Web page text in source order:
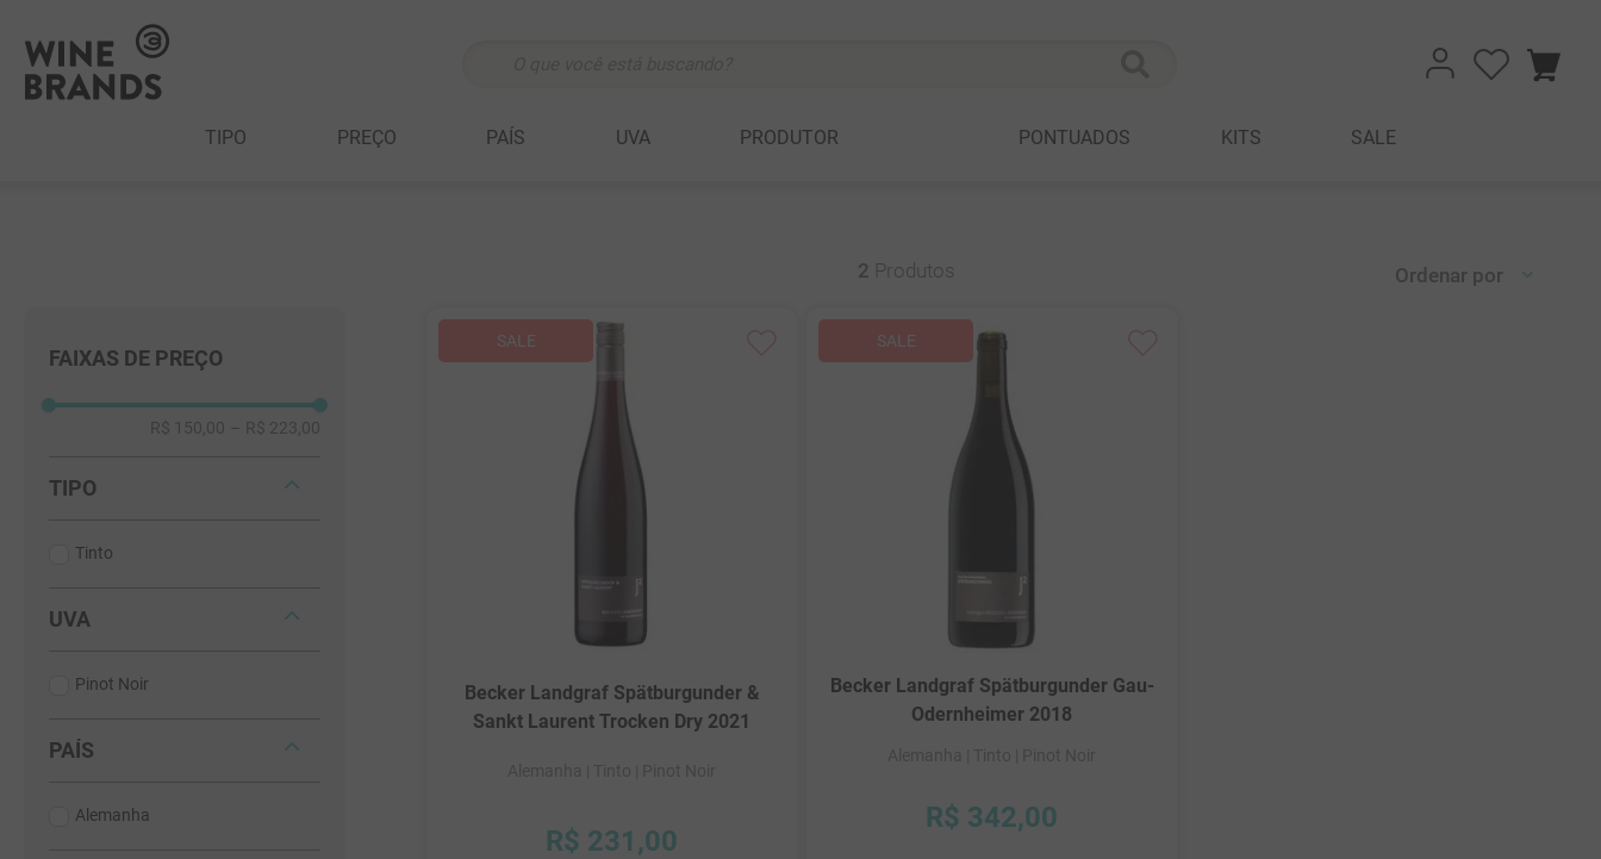
TIPO PREÇO PAÍS UVA PRODUTOR PONTUADOS KITS SALE
TIPO
Tinto
UVA
Pinot Noir
PAÍS
Alemanha
FAIXAS DE PREÇO
R$ 150,00 – R$ 223,00
2 Produtos Ordenar por
Becker Landgraf Spätburgunder &
Sankt Laurent Trocken Dry 2021
R$ 231 ,00
Becker Landgraf Spätburgunder Gau-
Odernheimer 2018
R$ 342,00
cabernet sauvignon
branco
cabernet franc
marchesi incisa della rocchetta